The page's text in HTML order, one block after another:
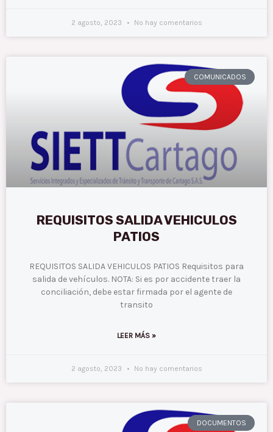
2 agosto, 2023 No hay comentarios
COMUNICADOS
REQUISITOS SALIDA VEHICULOS
PATIOS
REQUISITOS SALIDA VEHICULOS PATIOS Requisitos para
salida de vehículos. NOTA: Si es por accidente traer la
conciliación, debe estar firmada por el agente de
transito
LEER MÁS »
2 agosto, 2023 No hay comentarios
DOCUMENTOS